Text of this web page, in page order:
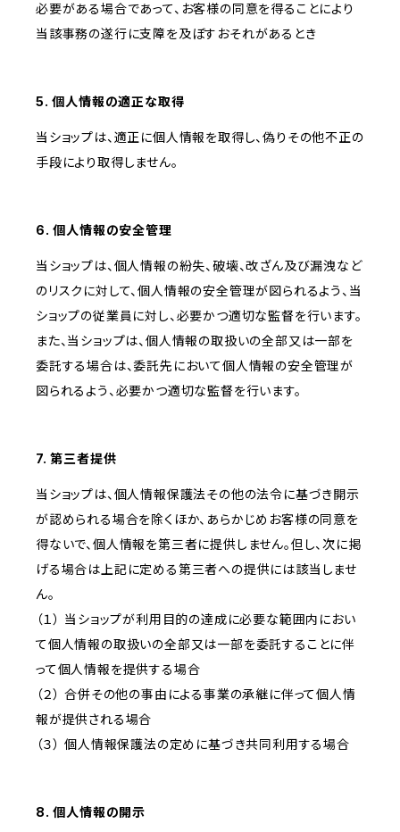
必要がある場合であって、お客様の同意を得ることにより
当該事務の遂行に支障を及ぼすおそれがあるとき
5. 個人情報の適正な取得
当ショップは、適正に個人情報を取得し、偽りその他不正の
手段により取得しません。
6. 個人情報の安全管理
当ショップは、個人情報の紛失、破壊、改ざん及び漏洩など
のリスクに対して、個人情報の安全管理が図られるよう、当
ショップの従業員に対し、必要かつ適切な監督を行います。
また、当ショップは、個人情報の取扱いの全部又は一部を
委託する場合は、委託先において個人情報の安全管理が
図られるよう、必要かつ適切な監督を行います。
7. 第三者提供
当ショップは、個人情報保護法その他の法令に基づき開示
が認められる場合を除くほか、あらかじめお客様の同意を
得ないで、個人情報を第三者に提供しません。但し、次に掲
げる場合は上記に定める第三者への提供には該当しませ
ん。
（１） 当ショップが利用目的の達成に必要な範囲内におい
て個人情報の取扱いの全部又は一部を委託することに伴
って個人情報を提供する場合
（２） 合併その他の事由による事業の承継に伴って個人情
報が提供される場合
（３） 個人情報保護法の定めに基づき共同利用する場合
8. 個人情報の開示